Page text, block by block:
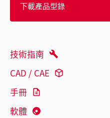
下載產品型錄
技術指南
CAD / CAE
手冊
軟體